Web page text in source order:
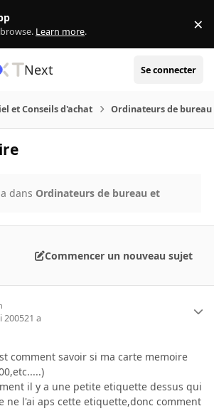
Learn more. ×
Next Se connecter
et Conseils d'achat Ordinateurs de bureau
dans Ordinateurs de bureau et
Commencer un nouveau sujet
200521 a
comment savoir si ma carte memoire
il y a une petite etiquette dessus qui
ne l'ai aps cette etiquette,donc comment